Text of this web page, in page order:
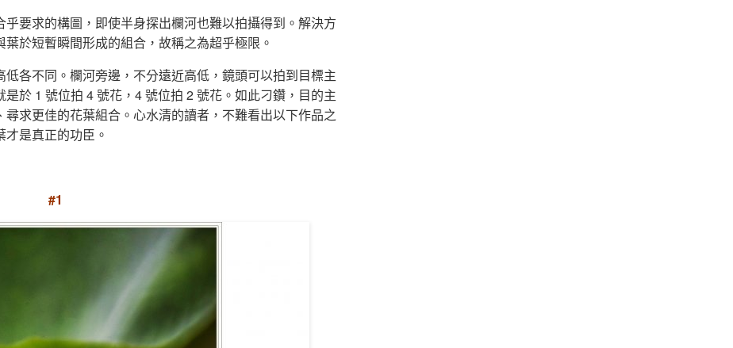
要求的構圖，即使半身探出欄河也難以拍攝得到。解決方
於短暫瞬間形成的組合，故稱之為超乎極限。
各不同。欄河旁邊，不分遠近高低，鏡頭可以拍到目標主
於 1 號位拍 4 號花，4 號位拍 2 號花。如此刁鑽，目的主
求更佳的花葉組合。心水清的讀者，不難看出以下作品之
是真正的功臣。
#1